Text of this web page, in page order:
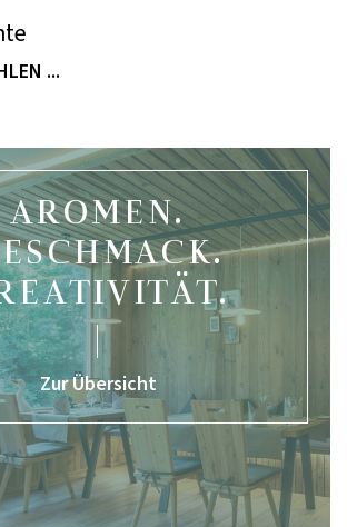
...
AROMEN.
Zur Übersicht